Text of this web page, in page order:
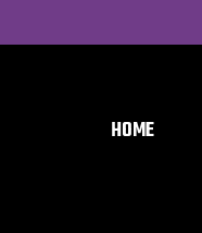
HOME